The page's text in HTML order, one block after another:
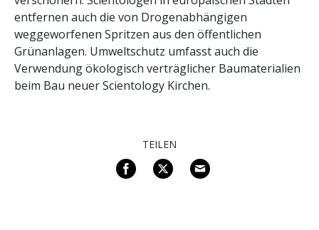
entfernen auch die von Drogenabhängigen
weggeworfenen Spritzen aus den öffentlichen
Grünanlagen. Umweltschutz umfasst auch die
Verwendung ökologisch verträglicher Baumaterialien
beim Bau neuer Scientology Kirchen.
TEILEN